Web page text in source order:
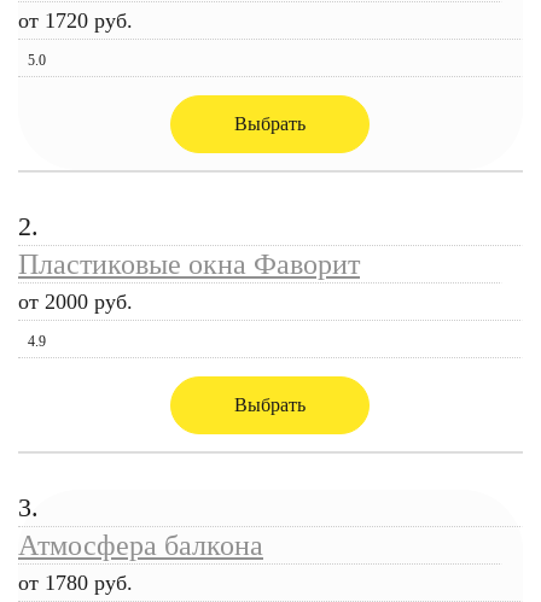
от 1720 руб.
5.0
Выбрать
2.
Пластиковые окна Фаворит
от 2000 руб.
4.9
Выбрать
3.
Атмосфера балкона
от 1780 руб.